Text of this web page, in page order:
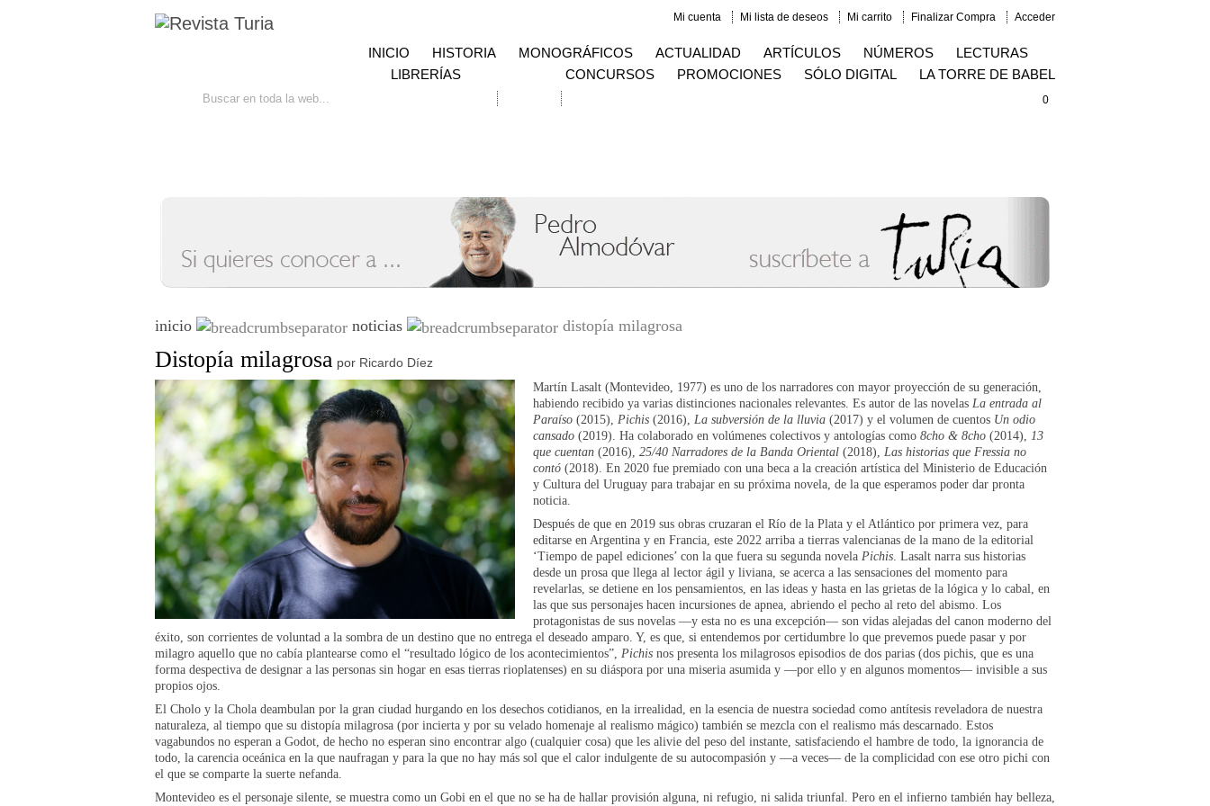
Mi cuenta Mi lista de deseos Mi carrito Finalizar Compra Acceder
INICIO HISTORIA MONOGRÁFICOS ACTUALIDAD ARTÍCULOS NÚMEROS
LECTURAS
LIBRERÍAS
CONCURSOS PROMOCIONES SÓLO DIGITAL LA TORRE DE BABEL
0
inicio noticias distopía milagrosa
Distopía milagrosa por Ricardo Díez
Martín Lasalt (Montevideo, 1977) es uno de los narradores con mayor proyección de su generación,
habiendo recibido ya varias distinciones nacionales relevantes. Es autor de las novelas La entrada al
Paraíso (2015), Pichis (2016), La subversión de la lluvia (2017) y el volumen de cuentos Un odio
cansado (2019). Ha colaborado en volúmenes colectivos y antologías como 8cho & 8cho (2014),
13
que cuentan (2016), 25/40 Narradores de la Banda Oriental (2018), Las historias que Fressia no
contó (2018). En 2020 fue premiado con una beca a la creación artística del Ministerio de Educación
y Cultura del Uruguay para trabajar en su próxima novela, de la que esperamos poder dar pronta
noticia.
Después de que en 2019 sus obras cruzaran el Río de la Plata y el Atlántico por primera vez, para
editarse en Argentina y en Francia, este 2022 arriba a tierras valencianas de la mano de la editorial
‘Tiempo de papel ediciones’ con la que fuera su segunda novela Pichis . Lasalt narra sus historias
desde un prosa que llega al lector ágil y liviana, se acerca a las sensaciones del momento para
revelarlas, se detiene en los pensamientos, en las ideas y hasta en las grietas de la lógica y lo cabal, en
las que sus personajes hacen incursiones de apnea, abriendo el pecho al reto del abismo. Los
protagonistas de sus novelas —y esta no es una excepción— son vidas alejadas del canon moderno del
éxito, son corrientes de voluntad a la sombra de un destino que no entrega el deseado amparo. Y, es que, si entendemos por certidumbre lo que prevemos puede pasar y por
milagro aquello que no cabía plantearse como el “resultado lógico de los acontecimientos”, Pichis nos presenta los milagrosos episodios de dos parias (dos pichis, que es una
forma despectiva de designar a las personas sin hogar en esas tierras rioplatenses) en su diáspora por una miseria asumida y —por ello y en algunos momentos— invisible a sus
propios ojos.
El Cholo y la Chola deambulan por la gran ciudad hurgando en los desechos cotidianos, en la irrealidad, en la esencia de nuestra sociedad como antítesis reveladora de nuestra
naturaleza, al tiempo que su distopía milagrosa (por incierta y por su velado homenaje al realismo mágico) también se mezcla con el realismo más descarnado. Estos
vagabundos no esperan a Godot, de hecho no esperan sino encontrar algo (cualquier cosa) que les alivie del peso del instante, satisfaciendo el hambre de todo, la ignorancia de
todo, la carencia oceánica en la que naufragan y para la que no hay más sol que el calor indulgente de su autocompasión y —a veces— de la complicidad con ese otro pichi con
el que se comparte la suerte nefanda.
Montevideo es el personaje silente, se muestra como un Gobi en el que no se ha de hallar provisión alguna, ni refugio, ni salida triunfal. Pero en el infierno también hay belleza,